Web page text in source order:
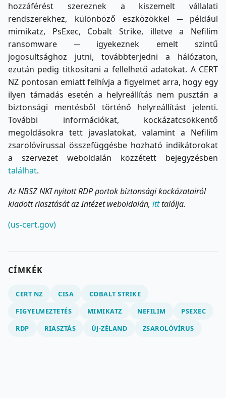
hozzáférést szereznek a kiszemelt vállalati
rendszerekhez, különböző eszközökkel ─ például
mimikatz, PsExec, Cobalt Strike, illetve a Nefilim
ransomware ─ igyekeznek emelt szintű
jogosultsághoz jutni, továbbterjedni a hálózaton,
ezután pedig titkosítani a fellelhető adatokat. A CERT
NZ pontosan emiatt felhívja a figyelmet arra, hogy egy
ilyen támadás esetén a helyreállítás nem pusztán a
biztonsági mentésből történő helyreállítást jelenti.
További információkat, kockázatcsökkentő
megoldásokra tett javaslatokat, valamint a Nefilim
zsarolóvírussal összefüggésbe hozható indikátorokat
a szervezet weboldalán közzétett bejegyzésben
találhat.
Az NBSZ NKI nyitott RDP portok biztonsági kockázatairól
kiadott riasztását az Intézet weboldalán, itttalálja.
(us-cert.gov)
CÍMKÉK
CERT NZ CISA
COBALT STRIKE
FIGYELMEZTETÉS
MIMIKATZ NEFILIM
PSEXEC
RDP
RIASZTÁS ÚJ-ZÉLAND ZSAROLÓVÍRUS